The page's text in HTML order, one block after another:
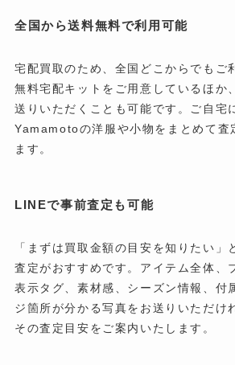
全国から送料無料で利用可能
宅配買取のため、全国どこからでもご
無料宅配キットをご用意しているほか
送りいただくことも可能です。ご自宅
Yamamotoの洋服や小物をまとめて査
ます。
LINEで事前査定も可能
「まずは買取金額の目安を知りたい
査定がおすすめです。アイテム全体、
表示タグ、素材感、シーズン情報、付
ジ箇所が分かる写真をお送りいただけ
その査定目安をご案内いたします。